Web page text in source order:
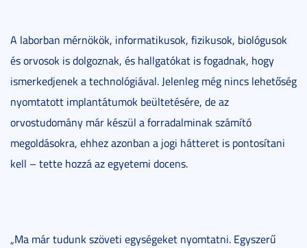
A laborban mérnökök, informatikusok, fizikusok, biológusok
és orvosok is dolgoznak, és hallgatókat is fogadnak, hogy
ismerkedjenek a technológiával. Jelenleg még nincs lehetőség
nyomtatott implantátumok beültetésére, de az
orvostudomány már készül a forradalminak számító
megoldásokra, ehhez azonban a jogi hátteret is pontosítani
kell – tette hozzá az egyetemi docens.
„Ma már tudunk szöveti egységeket nyomtatni. Egyszerű